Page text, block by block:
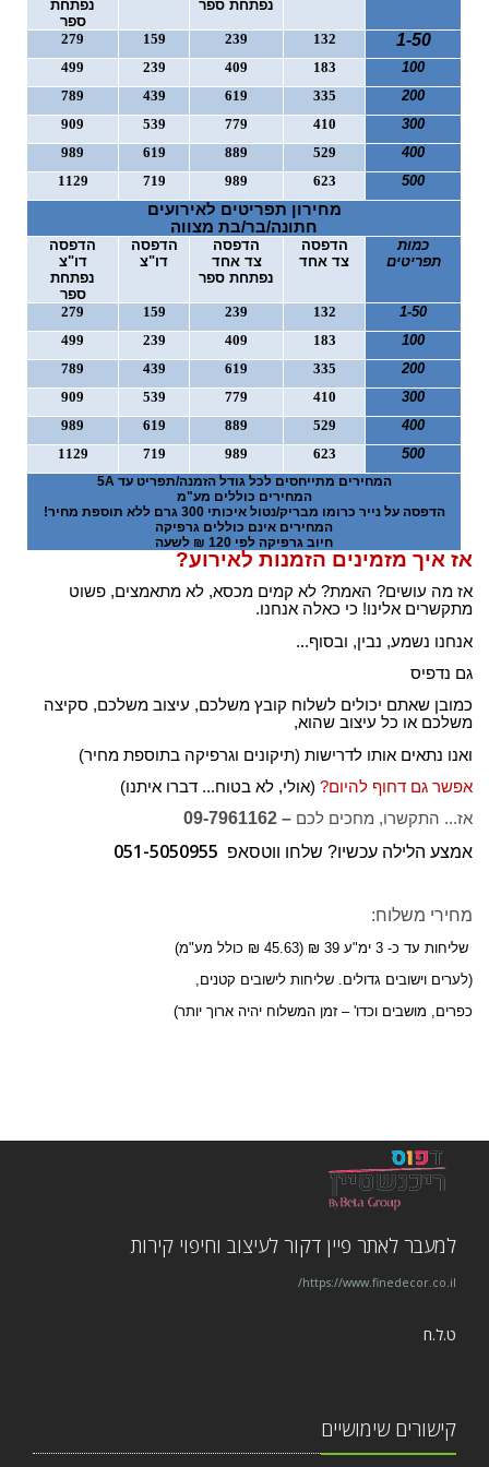
o
n
נפתחת ספר
נפתחת
ספר
1-50
132
239
159
279
100
183
409
239
499
200
335
619
439
789
300
410
779
539
909
400
529
889
619
989
500
623
989
719
1129
מחירון תפריטים לאירועים
חתונה/בר/בת מצווה
כמות
תפריטים
הדפסה
צד אחד
הדפסה
צד אחד
נפתחת ספר
הדפסה
דו"צ
הדפסה
דו"צ
נפתחת
ספר
1-50
132
239
159
279
100
183
409
239
499
200
335
619
439
789
300
410
779
539
909
400
529
889
619
989
500
623
989
719
1129
המחירים מתייחסים לכל גודל הזמנה/תפריט עד 5A
המחירים כוללים מע"מ
הדפסה על נייר כרומו מבריק/נטול איכותי 300 גרם ללא תוספת מחיר!
המחירים אינם כוללים גרפיקה
חיוב גרפיקה לפי 120 ₪ לשעה
אז איך מזמינים הזמנות לאירוע?
אז מה עושים? האמת? לא קמים מכסא, לא מתאמצים, פשוט
מתקשרים אלינו! כי כאלה אנחנו.
אנחנו נשמע, נבין, ובסוף...
גם נדפיס
כמובן שאתם יכולים לשלוח קובץ משלכם, עיצוב משלכם, סקיצה
משלכם או כל עיצוב שהוא,
ואנו נתאים אותו לדרישות (תיקונים וגרפיקה בתוספת מחיר)
אפשר גם דחוף להיום? (אולי, לא בטוח... דברו איתנו)
אז... התקשרו, מחכים לכם – 09-7961162
אמצע הלילה עכשיו? שלחו ווטסאפ
מחירי משלוח:
שליחות עד כ- 3 ימ"ע 39 ₪ (45.63 ₪ כולל מע"מ)
(לערים וישובים גדולים. שליחות לישובים קטנים,
כפרים, מושבים וכדו' – זמן המשלוח יהיה ארוך יותר)
למעבר לאתר פיין דקור לעיצוב וחיפוי קירות
https://www.finedecor.co.il/
ט.ל.ח
קישורים שימושיים